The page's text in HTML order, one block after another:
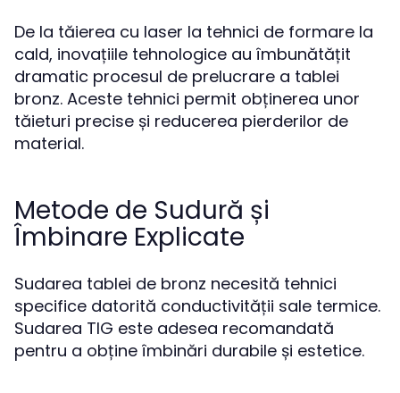
De la tăierea cu laser la tehnici de formare la
cald, inovațiile tehnologice au îmbunătățit
dramatic procesul de prelucrare a tablei
bronz. Aceste tehnici permit obținerea unor
tăieturi precise și reducerea pierderilor de
material.
Metode de Sudură și
Îmbinare Explicate
Sudarea tablei de bronz necesită tehnici
specifice datorită conductivității sale termice.
Sudarea TIG este adesea recomandată
pentru a obține îmbinări durabile și estetice.